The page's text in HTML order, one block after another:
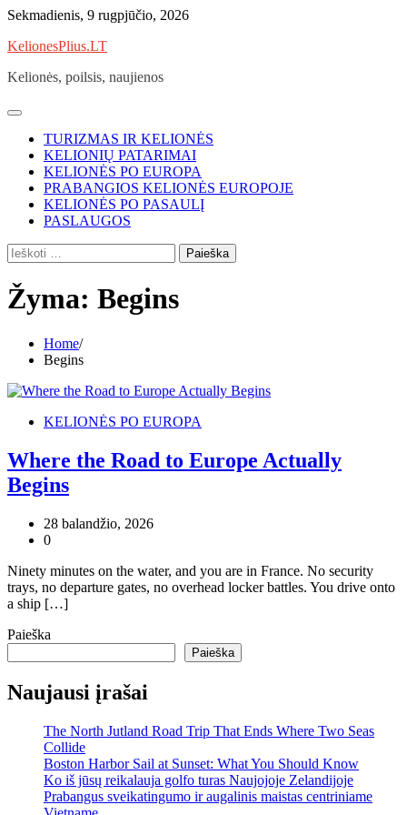
Skip
content
Sekmadienis, 9 rugpjūčio, 2026
KelionesPlius.LT
Kelionės, poilsis, naujienos
TURIZMAS IR KELIONĖS
KELIONIŲ PATARIMAI
KELIONĖS PO EUROPA
PRABANGIOS KELIONĖS EUROPOJE
KELIONĖS PO PASAULĮ
PASLAUGOS
Ieškoti:
Žyma: Begins
Home
Begins
KELIONĖS PO EUROPA
Where the Road to Europe Actually
Begins
28 balandžio, 2026
0
Ninety minutes on the water, and you are in France. No security
trays, no departure gates, no overhead locker battles. You drive onto
a ship […]
Paieška
Paieška
Naujausi įrašai
The North Jutland Road Trip That Ends Where Two Seas
Collide
Boston Harbor Sail at Sunset: What You Should Know
Ko iš jūsų reikalauja golfo turas Naujojoje Zelandijoje
Prabangus sveikatingumo ir augalinis maistas centriniame